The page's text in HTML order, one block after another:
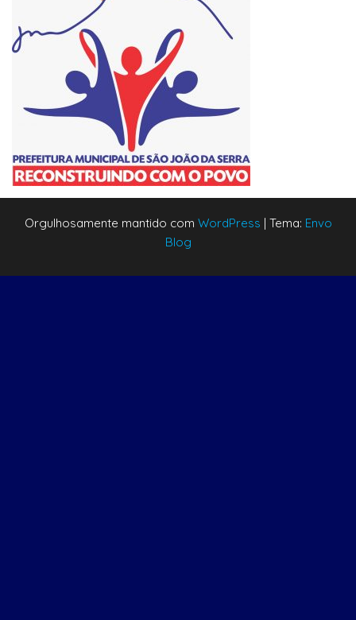
Orgulhosamente mantido com WordPress | Tema: Envo
Blog